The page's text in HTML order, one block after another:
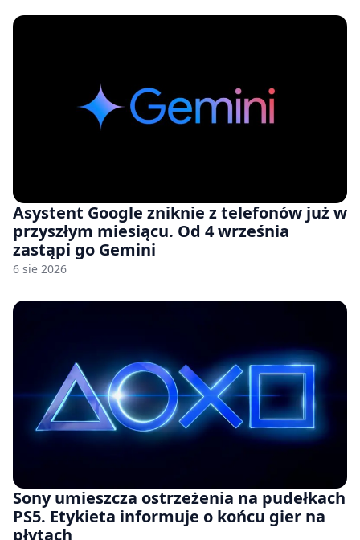
Asystent Google zniknie z telefonów już w
przyszłym miesiącu. Od 4 września
zastąpi go Gemini
6 sie 2026
Sony umieszcza ostrzeżenia na pudełkach
PS5. Etykieta informuje o końcu gier na
płytach